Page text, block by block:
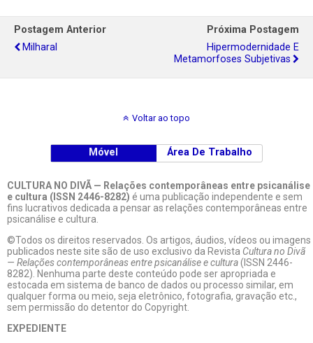
Postagem Anterior
Milharal
Próxima Postagem
Hipermodernidade E
Metamorfoses Subjetivas
Voltar ao topo
Móvel Área De Trabalho
CULTURA NO DIVÃ — Relações contemporâneas entre psicanálise
e cultura (ISSN 2446-8282) é uma publicação independente e sem
fins lucrativos dedicada a pensar as relações contemporâneas entre
psicanálise e cultura.
©Todos os direitos reservados. Os artigos, áudios, vídeos ou imagens
publicados neste site são de uso exclusivo da Revista Cultura no Divã
— Relações contemporâneas entre psicanálise e cultura(ISSN 2446-
8282). Nenhuma parte deste conteúdo pode ser apropriada e
estocada em sistema de banco de dados ou processo similar, em
qualquer forma ou meio, seja eletrônico, fotografia, gravação etc.,
sem permissão do detentor do Copyright.
EXPEDIENTE